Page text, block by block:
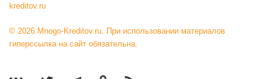
kreditov.ru
© 2026 Mnogo-Kreditov.ru. При использовании материалов
гиперссылка на сайт обязательна.